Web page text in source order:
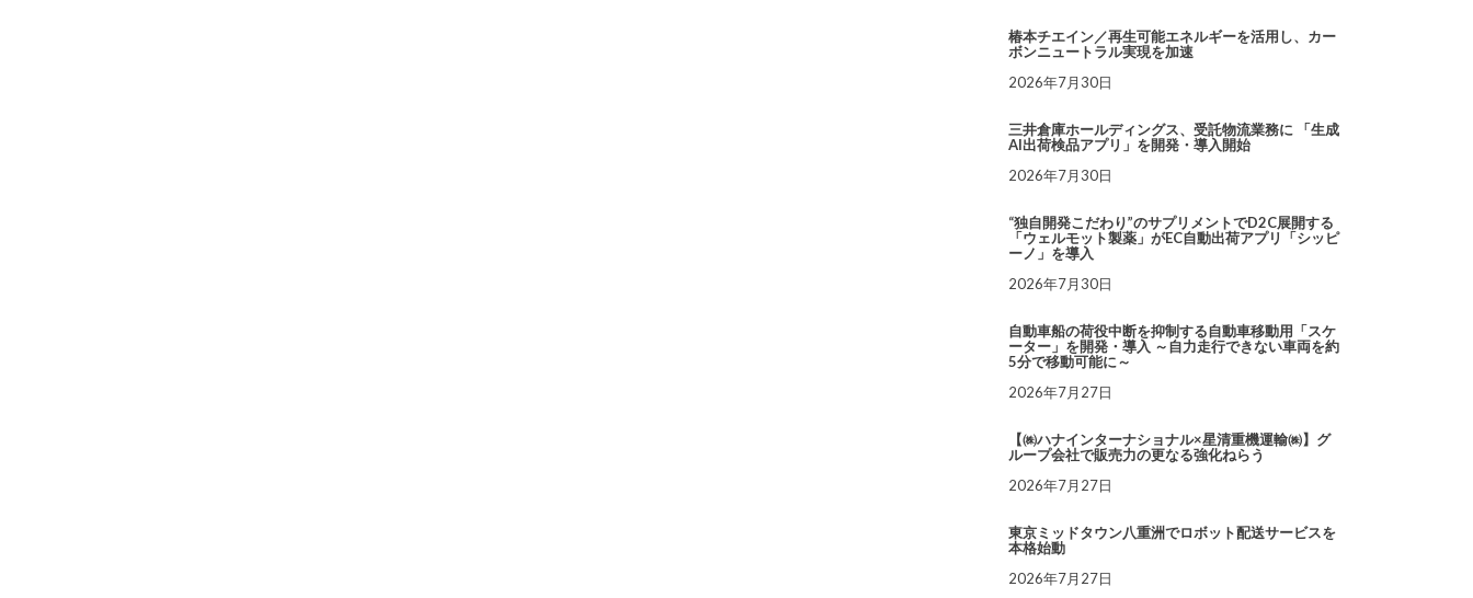
椿本チエイン／再生可能エネルギーを活用し、カー
ボンニュートラル実現を加速
2026年7月30日
三井倉庫ホールディングス、受託物流業務に 「生成
AI出荷検品アプリ」を開発・導入開始
2026年7月30日
“独自開発こだわり”のサプリメントでD2C展開する
「ウェルモット製薬」がEC自動出荷アプリ「シッピ
ーノ」を導入
2026年7月30日
自動車船の荷役中断を抑制する自動車移動用「スケ
ーター」を開発・導入 ～自力走行できない車両を約
5分で移動可能に～
2026年7月27日
【㈱ハナインターナショナル×星清重機運輸㈱】グ
ループ会社で販売力の更なる強化ねらう
2026年7月27日
東京ミッドタウン八重洲でロボット配送サービスを
本格始動
2026年7月27日